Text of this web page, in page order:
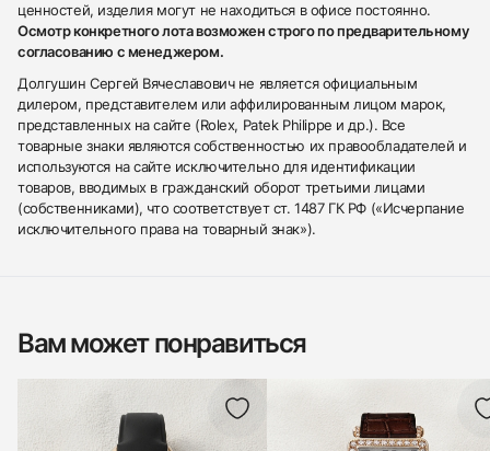
ценностей, изделия могут не находиться в офисе постоянно.
Осмотр конкретного лота возможен строго по предварительному
согласованию с менеджером.
Долгушин Сергей Вячеславович не является официальным
дилером, представителем или аффилированным лицом марок,
представленных на сайте (Rolex, Patek Philippe и др.). Все
товарные знаки являются собственностью их правообладателей и
используются на сайте исключительно для идентификации
товаров, вводимых в гражданский оборот третьими лицами
(собственниками), что соответствует ст. 1487 ГК РФ («Исчерпание
исключительного права на товарный знак»).
Вам может понравиться